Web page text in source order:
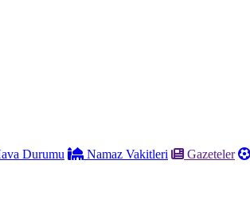
Durumu Namaz Vakitleri Gazeteler